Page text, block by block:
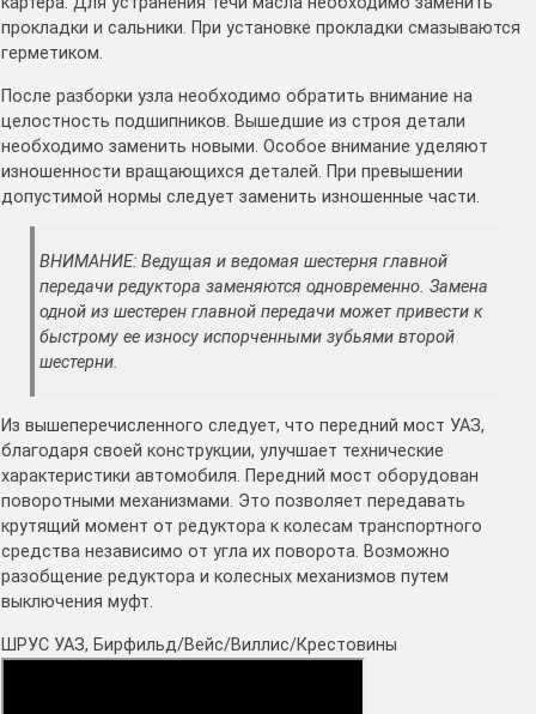
прокладки и сальники. При установке прокладки смазываются
герметиком.
После разборки узла необходимо обратить внимание на
целостность подшипников. Вышедшие из строя детали
необходимо заменить новыми. Особое внимание уделяют
изношенности вращающихся деталей. При превышении
допустимой нормы следует заменить изношенные части.
ВНИМАНИЕ: Ведущая и ведомая шестерня главной
передачи редуктора заменяются одновременно. Замена
одной из шестерен главной передачи может привести к
быстрому ее износу испорченными зубьями второй
шестерни.
Из вышеперечисленного следует, что передний мост УАЗ,
благодаря своей конструкции, улучшает технические
характеристики автомобиля. Передний мост оборудован
поворотными механизмами. Это позволяет передавать
крутящий момент от редуктора к колесам транспортного
средства независимо от угла их поворота. Возможно
разобщение редуктора и колесных механизмов путем
выключения муфт.
ШРУС УАЗ, Бирфильд/Вейс/Виллис/Крестовины